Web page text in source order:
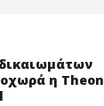
η Theon